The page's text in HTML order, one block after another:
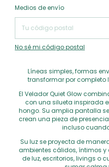
Entregas para el CP:
Medios de envío
No sé mi código postal
Líneas simples, formas
transformar por completo
El Velador Quiet Glow
con una silueta inspirada
hongo. Su amplia pantalla
crean una pieza de
incluso
Su luz se proyecta de
ambientes cálidos, íntimos
de luz, escritorios, livings o